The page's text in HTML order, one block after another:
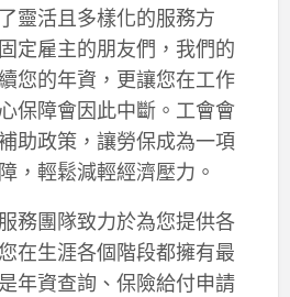
靈活且多樣化的服務方
定雇主的朋友們，我們的
您的年資，更讓您在工作
保障會因此中斷。工會會
助政策，讓勞保成為一項
，輕鬆減輕經濟壓力。
務團隊致力於為您提供各
在生涯各個階段都擁有最
年資查詢、保險給付申請